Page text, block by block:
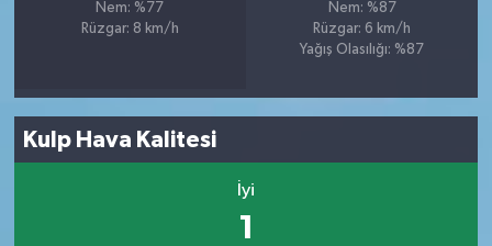
Nem: %77
Rüzgar: 8 km/h
Nem: %87
Rüzgar: 6 km/h
Yağış Olasılığı: %87
Kulp Hava Kalitesi
İyi
1